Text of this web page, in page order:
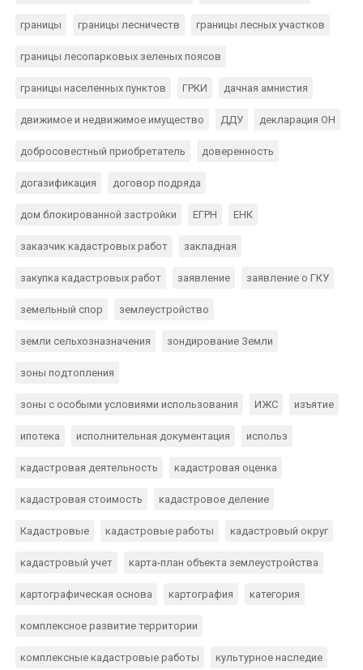
границы границы лесничеств границы лесных участков
границы лесопарковых зеленых поясов
границы населенных пунктов ГРКИ дачная амнистия
движимое и недвижимое имущество ДДУ декларация ОН
добросовестный приобретатель доверенность
догазификация договор подряда
дом блокированной застройки ЕГРН ЕНК
заказчик кадастровых работ закладная
закупка кадастровых работ заявление заявление о ГКУ
земельный спор землеустройство
земли сельхозназначения зондирование Земли
зоны подтопления
зоны с особыми условиями использования ИЖС изъятие
ипотека исполнительная документация использ
кадастровая деятельность кадастровая оценка
кадастровая стоимость кадастровое деление
Кадастровые кадастровые работы кадастровый округ
кадастровый учет карта-план объекта землеустройства
картографическая основа картография категория
комплексное развитие территории
комплексные кадастровые работы культурное наследие